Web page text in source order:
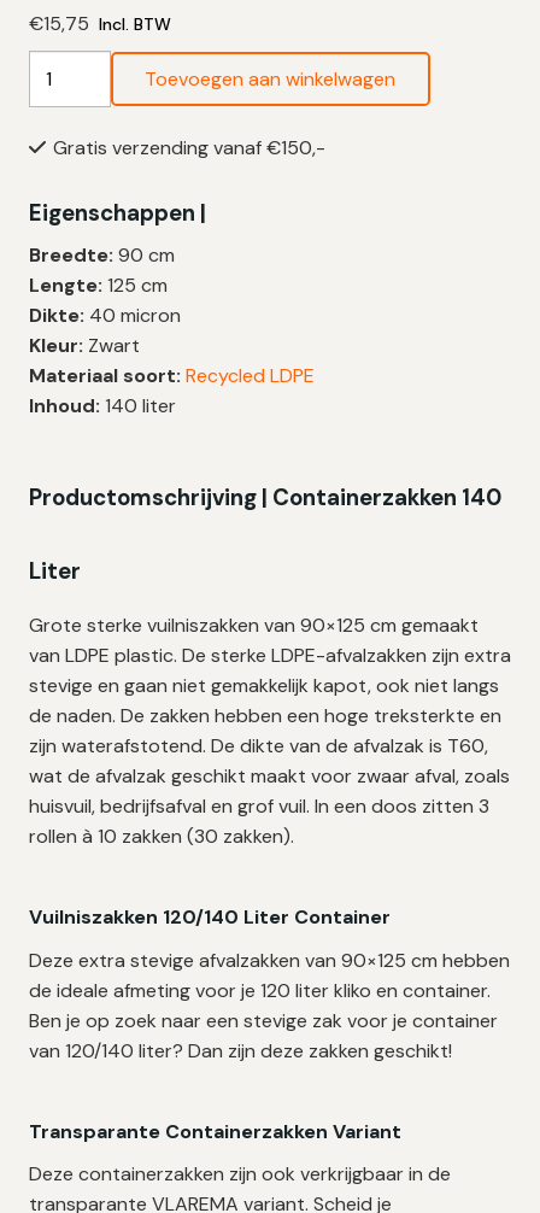
€15,75 Incl. BTW
Liter
LDPE
|
T60
|
90×125
cm
–
aantal
Toevoegen aan winkelwagen
Gratis verzending vanaf €150,-
Eigenschappen |
Breedte: 90 cm
Lengte: 125 cm
Dikte: 40 micron
Kleur: Zwart
Materiaal soort: Recycled LDPE
Inhoud: 140 liter
Productomschrijving | Containerzakken 140
Liter
Grote sterke vuilniszakken van 90×125 cm gemaakt
van LDPE plastic. De sterke LDPE-afvalzakken zijn extra
stevige en gaan niet gemakkelijk kapot, ook niet langs
de naden. De zakken hebben een hoge treksterkte en
zijn waterafstotend. De dikte van de afvalzak is T60,
wat de afvalzak geschikt maakt voor zwaar afval, zoals
huisvuil, bedrijfsafval en grof vuil. In een doos zitten 3
rollen à 10 zakken (30 zakken).
Vuilniszakken 120/140 Liter Container
Deze extra stevige afvalzakken van 90×125 cm hebben
de ideale afmeting voor je 120 liter kliko en container.
Ben je op zoek naar een stevige zak voor je container
van 120/140 liter? Dan zijn deze zakken geschikt!
Transparante Containerzakken Variant
Deze containerzakken zijn ook verkrijgbaar in de
transparante VLAREMA variant. Scheid je